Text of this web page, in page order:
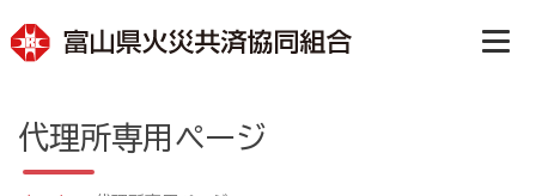
代理所専用ページ